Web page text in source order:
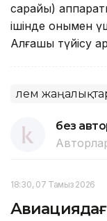
сарайы)
ішінде онымен
Алғашқы түйісу
Әлем
без
18:30, 07 Тамыз 2026